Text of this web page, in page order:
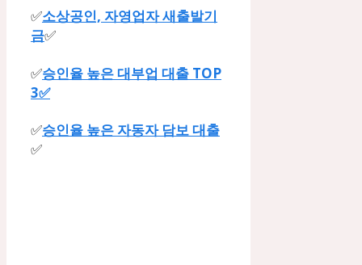
✅소상공인, 자영업자 새출발기
금✅
✅승인율 높은 대부업 대출 TOP
3✅
✅승인율 높은 자동자 담보 대출
✅